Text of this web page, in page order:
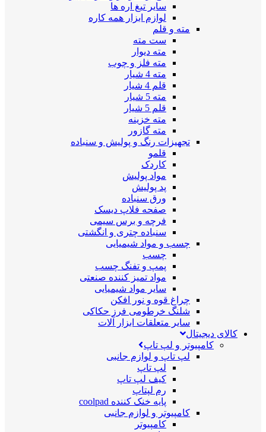
سایر تیغ اره ها
لوازم ابزار همه کاره
مته و قلم
ست مته
مته دیوار
مته فلز و چوب
مته 4 شیار
قلم 4 شیار
مته 5 شیار
قلم 5 شیار
مته خزینه
مته گازور
تجهیزات رنگ و پولیش و سنباده
قلمو
کاردک
مواد پولیش
پد پولیش
ورق سنباده
صفحه فلاپ دیسک
فرچه و برس سیمی
سنباده چتری و انگشتی
چسب و مواد شیمیایی
چسب
پمپ و تفنگ چسب
مواد تمیز کننده صنعتی
سایر مواد شیمیایی
چراغ قوه و نور افکن
شلنگ خرطومی فرز حکاکی
سایر متعلقات ابزار آلات
کالای دیجیتال
کامپیوتر و لپ تاپ
لپ تاپ و لوازم جانبی
لپ تاپ
کیف لپ تاپ
رم لپتاپ
پایه خنک کننده coolpad
کامپیوتر و لوازم جانبی
کامپیوتر